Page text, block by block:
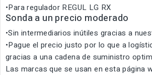
•Para regulador REGUL LG RX
Sonda a un precio moderado
•Sin intermediarios inútiles gracias a
•Pague el precio justo por lo que a
gracias a una cadena de suministro
Las marcas que se usan en esta página